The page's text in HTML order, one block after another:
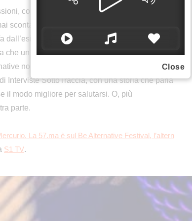
compromessi. Un processo indispensabile
scontata. Anche il nome Be Alternative racconta
di vivere un’alternativa ai modelli
un tempo veniva considerata una diversità in
non esistono, c’è sempre qualcuno disposto
Interviste SottoTraccia, con una storia che parla
il modo migliore per salutarsi. O, più
parte.
La 57.ma è sul Be Alternative Festival, l’altern
S1 TV.
Close